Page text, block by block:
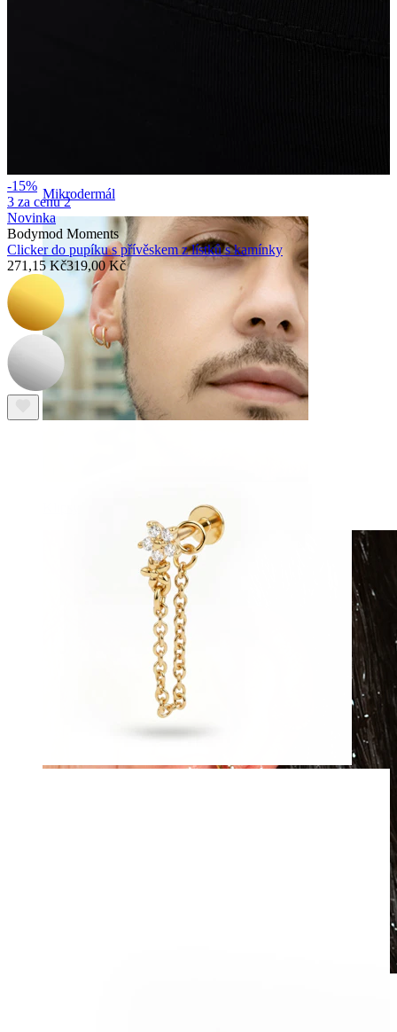
Mikrodermál
-15%
3 za cenu 2
Novinka
Bodymod Moments
Clicker do pupíku s přívěskem z lístků s kamínky
271,15 Kč319,00 Kč